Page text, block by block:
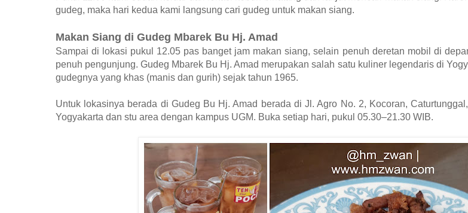
gudeg, maka hari kedua kami langsung cari gudeg untuk makan siang.
Makan Siang di Gudeg Mbarek Bu Hj. Amad
Sampai di lokasi pukul 12.05 pas banget jam makan siang, selain penuh deretan mobil di
penuh pengunjung. Gudeg Mbarek Bu Hj. Amad merupakan salah satu kuliner legendaris di
gudegnya yang khas (manis dan gurih) sejak tahun 1965.
Untuk lokasinya berada di Gudeg Bu Hj. Amad berada di Jl. Agro No. 2, Kocoran,
Yogyakarta dan stu area dengan kampus UGM. Buka setiap hari, pukul 05.30–21.30 WIB.